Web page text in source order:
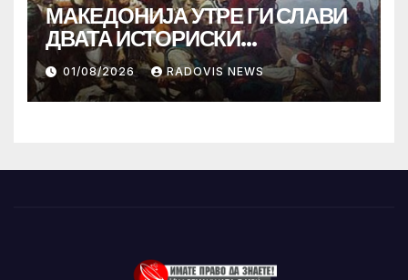
МАКЕДОНИЈА УТРЕ ГИ СЛАВИ
ДВАТА ИСТОРИСКИ
ИЛИНДЕНА!
01/08/2026 RADOVIS NEWS